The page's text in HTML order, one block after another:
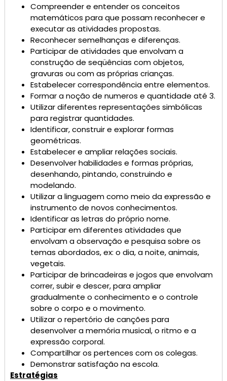
Compreender e entender os conceitos
matemáticos para que possam reconhecer e
executar as atividades propostas.
Reconhecer semelhanças e diferenças.
Participar de atividades que envolvam a
construção de seqüências com objetos,
gravuras ou com as próprias crianças.
Estabelecer correspondência entre elementos.
Formar a noção de numeros e quantidade até 3.
Utilizar diferentes representações simbólicas
para registrar quantidades.
Identificar, construir e explorar formas
geométricas.
Estabelecer e ampliar relações sociais.
Desenvolver habilidades e formas próprias,
desenhando, pintando, construindo e
modelando.
Utilizar a linguagem como meio da expressão e
instrumento de novos conhecimentos.
Identificar as letras do próprio nome.
Participar em diferentes atividades que
envolvam a observação e pesquisa sobre os
temas abordados, ex: o dia, a noite, animais,
vegetais.
Participar de brincadeiras e jogos que envolvam
correr, subir e descer, para ampliar
gradualmente o conhecimento e o controle
sobre o corpo e o movimento.
Utilizar o repertório de canções para
desenvolver a memória musical, o ritmo e a
expressão corporal.
Compartilhar os pertences com os colegas.
Demonstrar satisfação na escola.
Estratégias